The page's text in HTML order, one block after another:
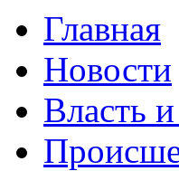
Главная
Новости
Власть